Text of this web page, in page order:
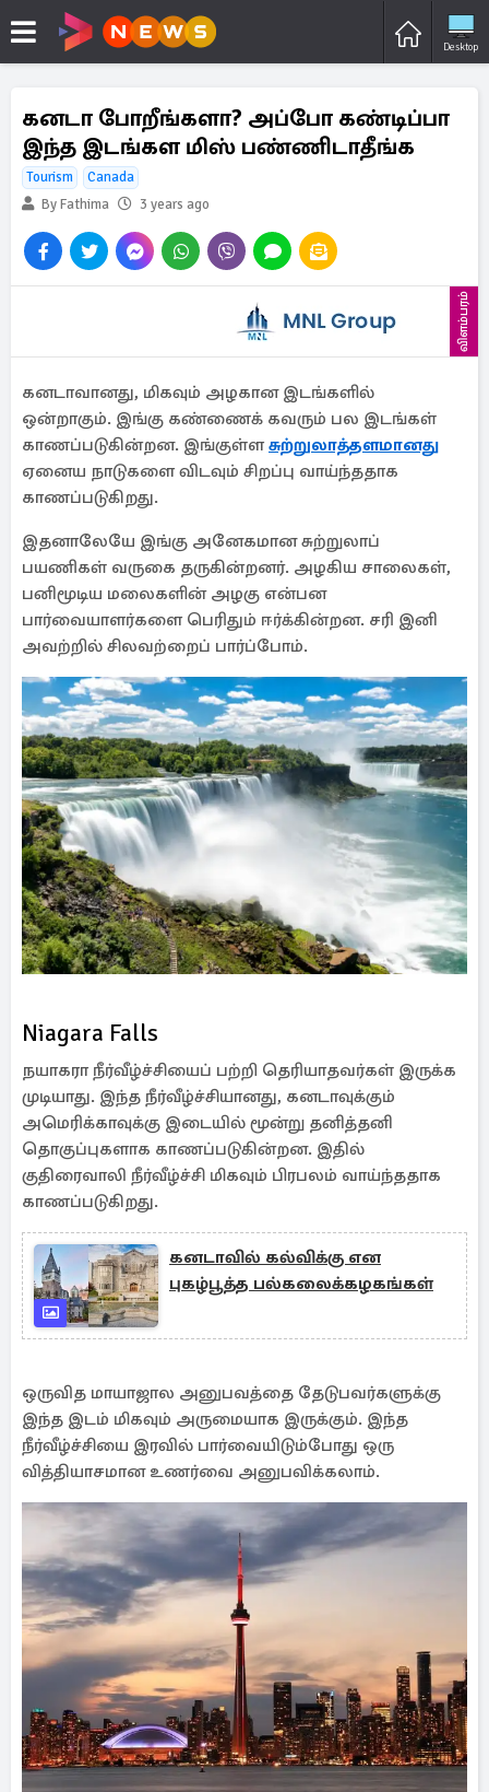
Desktop
கனடா போறீங்களா? அப்போ கண்டிப்பா
இந்த இடங்கள மிஸ் பண்ணிடாதீங்க
Tourism
Canada
By Fathima
3 years ago
விளம்பரம்
கனடாவானது, மிகவும் அழகான இடங்களில்
ஒன்றாகும். இங்கு கண்ணைக் கவரும் பல இடங்கள்
காணப்படுகின்றன. இங்குள்ளசுற்றுலாத்தளமானது
ஏனைய நாடுகளை விடவும் சிறப்பு வாய்ந்ததாக
காணப்படுகிறது.
இதனாலேயே இங்கு அனேகமான சுற்றுலாப்
பயணிகள் வருகை தருகின்றனர். அழகிய சாலைகள்,
பனிமூடிய மலைகளின் அழகு என்பன
பார்வையாளர்களை பெரிதும் ஈர்க்கின்றன. சரி இனி
அவற்றில் சிலவற்றைப் பார்ப்போம்.
Niagara Falls
நயாகரா நீர்வீழ்ச்சியைப் பற்றி தெரியாதவர்கள் இருக்க
முடியாது. இந்த நீர்வீழ்ச்சியானது, கனடாவுக்கும்
அமெரிக்காவுக்கு இடையில் மூன்று தனித்தனி
தொகுப்புகளாக காணப்படுகின்றன. இதில்
குதிரைவாலி நீர்வீழ்ச்சி மிகவும் பிரபலம் வாய்ந்ததாக
காணப்படுகிறது.
கனடாவில் கல்விக்கு என
புகழ்பூத்த பல்கலைக்கழகங்கள்
ஒருவித மாயாஜால அனுபவத்தை தேடுபவர்களுக்கு
இந்த இடம் மிகவும் அருமையாக இருக்கும். இந்த
நீர்வீழ்ச்சியை இரவில் பார்வையிடும்போது ஒரு
வித்தியாசமான உணர்வை அனுபவிக்கலாம்.